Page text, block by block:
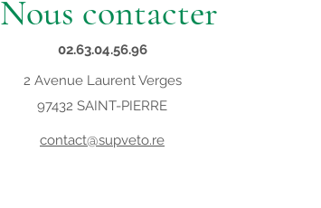
Nous contacter
02.63.04.56.96
2 Avenue Laurent Verges
97432 SAINT-PIERRE
contact@supveto.re